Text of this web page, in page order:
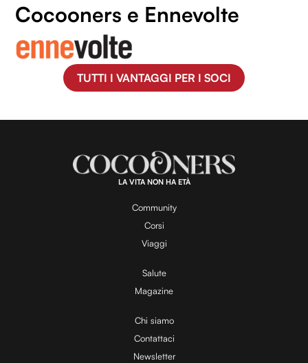
Cocooners e Ennevolte
TUTTI I VANTAGGI PER I SOCI
LA VITA NON HA ETÀ
Community
Corsi
Viaggi
Salute
Magazine
Chi siamo
Contattaci
Newsletter